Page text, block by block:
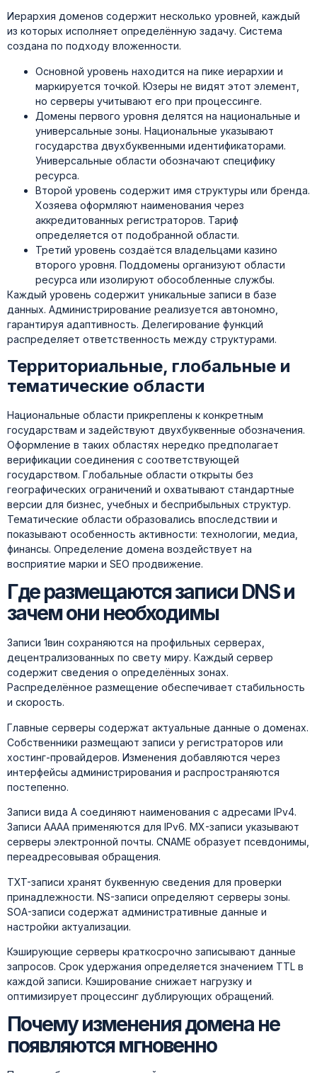
Иерархия доменов содержит несколько уровней, каждый
из которых исполняет определённую задачу. Система
создана по подходу вложенности.
Основной уровень находится на пике иерархии и
маркируется точкой. Юзеры не видят этот элемент,
но серверы учитывают его при процессинге.
Домены первого уровня делятся на национальные и
универсальные зоны. Национальные указывают
государства двухбуквенными идентификаторами.
Универсальные области обозначают специфику
ресурса.
Второй уровень содержит имя структуры или бренда.
Хозяева оформляют наименования через
аккредитованных регистраторов. Тариф
определяется от подобранной области.
Третий уровень создаётся владельцами казино
второго уровня. Поддомены организуют области
ресурса или изолируют обособленные службы.
Каждый уровень содержит уникальные записи в базе
данных. Администрирование реализуется автономно,
гарантируя адаптивность. Делегирование функций
распределяет ответственность между структурами.
Территориальные, глобальные и
тематические области
Национальные области прикреплены к конкретным
государствам и задействуют двухбуквенные обозначения.
Оформление в таких областях нередко предполагает
верификации соединения с соответствующей
государством. Глобальные области открыты без
географических ограничений и охватывают стандартные
версии для бизнес, учебных и бесприбыльных структур.
Тематические области образовались впоследствии и
показывают особенность активности: технологии, медиа,
финансы. Определение домена воздействует на
восприятие марки и SEO продвижение.
Где размещаются записи DNS и
зачем они необходимы
Записи 1вин сохраняются на профильных серверах,
децентрализованных по свету миру. Каждый сервер
содержит сведения о определённых зонах.
Распределённое размещение обеспечивает стабильность
и скорость.
Главные серверы содержат актуальные данные о доменах.
Собственники размещают записи у регистраторов или
хостинг-провайдеров. Изменения добавляются через
интерфейсы администрирования и распространяются
постепенно.
Записи вида A соединяют наименования с адресами IPv4.
Записи AAAA применяются для IPv6. MX-записи указывают
серверы электронной почты. CNAME образует псевдонимы,
переадресовывая обращения.
TXT-записи хранят буквенную сведения для проверки
принадлежности. NS-записи определяют серверы зоны.
SOA-записи содержат административные данные и
настройки актуализации.
Кэширующие серверы краткосрочно записывают данные
запросов. Срок удержания определяется значением TTL в
каждой записи. Кэширование снижает нагрузку и
оптимизирует процессинг дублирующих обращений.
Почему изменения домена не
появляются мгновенно